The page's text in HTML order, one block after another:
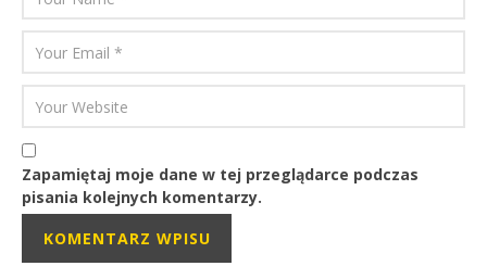
Zapamiętaj moje dane w tej przeglądarce podczas
pisania kolejnych komentarzy.